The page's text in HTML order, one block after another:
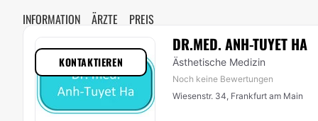
INFORMATION ÄRZTE PREIS
DR.MED. ANH-TUYET HA
Ästhetische Medizin
Noch keine Bewertungen
Wiesenstr. 34, Frankfurt am Main
KONTAKTIEREN